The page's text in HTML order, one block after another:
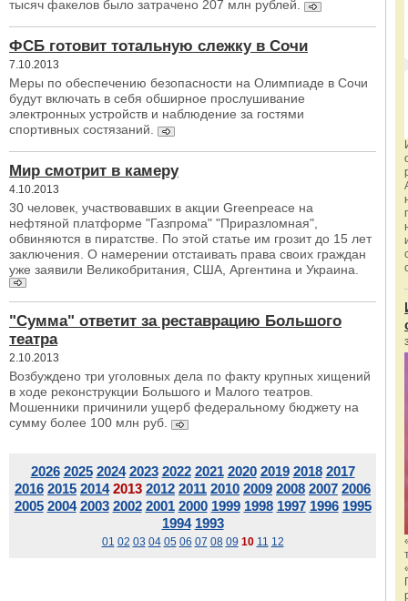
тысяч факелов было затрачено 207 млн рублей.
ФСБ готовит тотальную слежку в Сочи
7.10.2013
Меры по обеспечению безопасности на Олимпиаде в Сочи
будут включать в себя обширное прослушивание
электронных устройств и наблюдение за гостями
спортивных состязаний.
Мир смотрит в камеру
4.10.2013
30 человек, участвовавших в акции Greenpeace на
нефтяной платформе "Газпрома" "Приразломная",
обвиняются в пиратстве. По этой статье им грозит до 15 лет
заключения. О намерении отстаивать права своих граждан
уже заявили Великобритания, США, Аргентина и Украина.
"Сумма" ответит за реставрацию Большого
театра
2.10.2013
Возбуждено три уголовных дела по факту крупных хищений
в ходе реконструкции Большого и Малого театров.
Мошенники причинили ущерб федеральному бюджету на
сумму более 100 млн руб.
2026 2025 2024 2023 2022 2021 2020 2019 2018 2017
2016 2015 2014 2013 2012 2011 2010 2009 2008 2007 2006
2005 2004 2003 2002 2001 2000 1999 1998 1997 1996 1995
1994 1993
01 02 03 04 05 06 07 08 09 10 11 12